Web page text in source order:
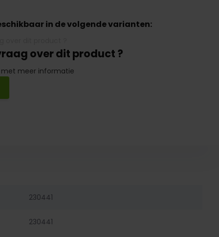
in de volgende varianten:
over dit product ?
met meer informatie
230441
230441